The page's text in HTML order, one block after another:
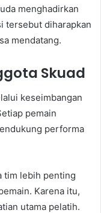
menghadirkan
tersebut diharapkan
mendatang.
Skuad
keseimbangan
pemain
performa
tim lebih penting
Karena itu,
utama pelatih.